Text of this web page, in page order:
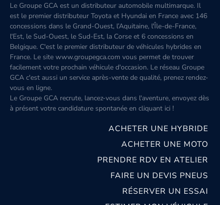
Le Groupe GCA est un distributeur automobile multimarque. Il
est le premier distributeur Toyota et Hyundai en France avec 146
concessions dans le Grand-Ouest, l’Aquitaine, l'Île-de-France,
l'Est, le Sud-Ouest, le Sud-Est, la Corse et 6 concessions en
Belgique. C'est le premier distributeur de véhicules hybrides en
France. Le site www.groupegca.com vous permet de trouver
facilement votre prochain véhicule d'occasion. Le réseau Groupe
GCA c'est aussi un service après-vente de qualité, prenez rendez-
vous en ligne.
Le Groupe GCA recrute, lancez-vous dans l'aventure, envoyez dès
à présent votre candidature spontanée en cliquant ici !
ACHETER UNE HYBRIDE
ACHETER UNE MOTO
PRENDRE RDV EN ATELIER
FAIRE UN DEVIS PNEUS
RÉSERVER UN ESSAI